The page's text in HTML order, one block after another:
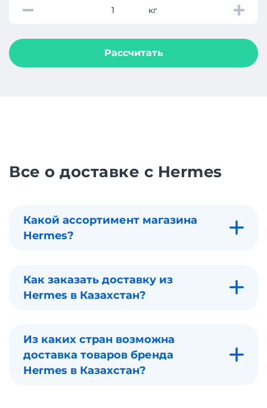
кг
Рассчитать
Все о доставке с Hermes
Какой ассортимент магазина
Hermes?
Как заказать доставку из
Hermes в Казахстан?
Из каких стран возможна
доставка товаров бренда
Hermes в Казахстан?